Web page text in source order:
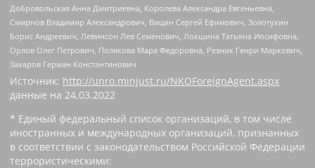
Добровольская Анна Дмитриевна, Королева Александра Евгеньевна,
Смирнов Владимир Александрович, Вицин Сергей Ефимович, Золотухин
Борис Андреевич, Левинсон Лев Семенович, Локшина Татьяна Иосифовна,
Орлов Олег Петрович, Полякова Мара Федоровна, Резник Генри Маркович,
Захаров Герман Константинович
Источник: http://unro.minjust.ru/NKOForeignAgent.aspx
данные на 24.03.2022
* Единый федеральный список организаций, в том числе
иностранных и международных организаций, признанных
в соответствии с законодательством Российской Федерации
террористическими: